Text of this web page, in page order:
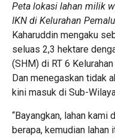
Peta lokasi lahan milik
IKN di Kelurahan
Kaharuddin mengaku
seluas 2,3 hektare
(SHM) di RT 6
Dan menegaskan tidak
kini masuk di Sub-
“Bayangkan, lahan kami
berapa, kemudian lahan